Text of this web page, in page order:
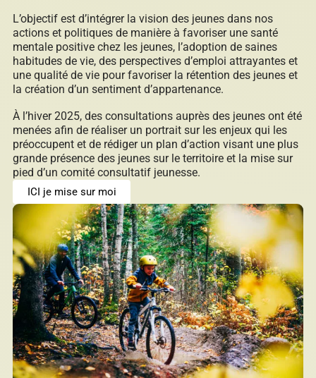
Vente pour non-paiement de taxes
L’objectif est d’intégrer la vision des jeunes dans nos
actions et politiques de manière à favoriser une santé
mentale positive chez les jeunes, l’adoption de saines
habitudes de vie, des perspectives d’emploi attrayantes et
une qualité de vie pour favoriser la rétention des jeunes et
la création d’un sentiment d’appartenance.
À l’hiver 2025, des consultations auprès des jeunes ont été
menées afin de réaliser un portrait sur les enjeux qui les
préoccupent et de rédiger un plan d’action visant une plus
grande présence des jeunes sur le territoire et la mise sur
pied d’un comité consultatif jeunesse.
ICI je mise sur moi